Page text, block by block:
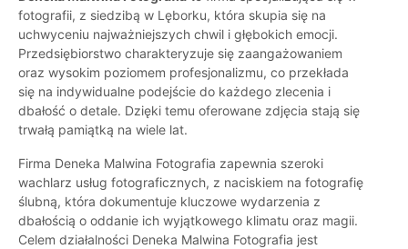
fotografii, z siedzibą w Lęborku, która skupia się na
uchwyceniu najważniejszych chwil i głębokich emocji.
Przedsiębiorstwo charakteryzuje się zaangażowaniem
oraz wysokim poziomem profesjonalizmu, co przekłada
się na indywidualne podejście do każdego zlecenia i
dbałość o detale. Dzięki temu oferowane zdjęcia stają się
trwałą pamiątką na wiele lat.
Firma Deneka Malwina Fotografia zapewnia szeroki
wachlarz usług fotograficznych, z naciskiem na fotografię
ślubną, która dokumentuje kluczowe wydarzenia z
dbałością o oddanie ich wyjątkowego klimatu oraz magii.
Celem działalności Deneka Malwina Fotografia jest